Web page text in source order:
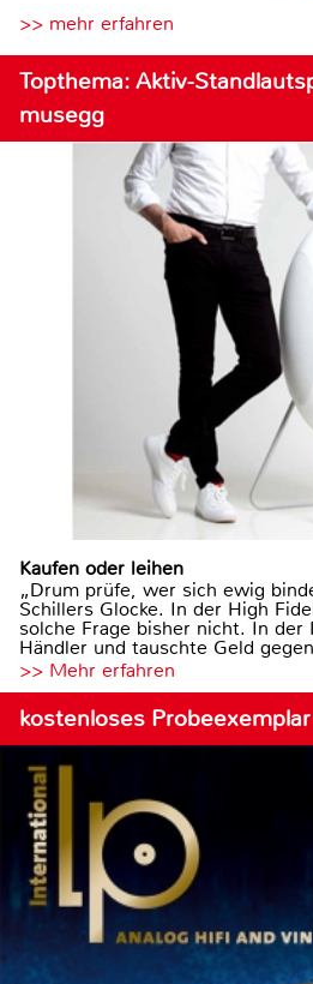
>> mehr erfahren
Topthema: Aktiv-
musegg
Kaufen oder leihen
„Drum prüfe, wer sich ewig
Schillers Glocke. In der High
solche Frage bisher nicht. In der
Händler und tauschte Geld
>> Mehr erfahren
kostenloses Probeexemplar